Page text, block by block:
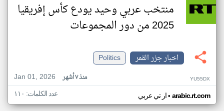
منتخب عربي وحيد يودع كأس إفريقيا
2025 من دور المجموعات
اخبار جزر القمر
Politics
Jan 01, 2026
منذ ٧ أشهر YU55DX
ار تي عربي• arabic.rt.com عدد الكلمات: ١١٠